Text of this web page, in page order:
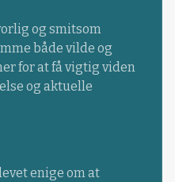
og smitsom
både vilde og
for at få vigtig viden
og aktuelle
enige om at